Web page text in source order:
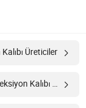
Üreticiler